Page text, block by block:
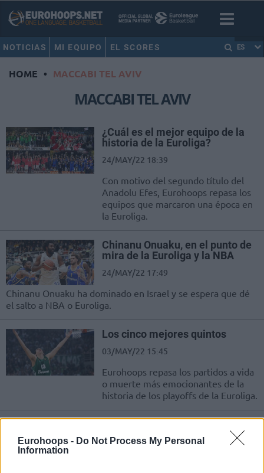
Eurohoops - Do Not Process My Personal
Information
NOTICIAS MI EQUIPO EL SCORES ES
HOME • MACCABI TEL AVIV
MACCABI TEL AVIV
¿Cuál es el mejor equipo de la
historia de la Euroliga?
24/MAY/22 18:39
Con motivo del segundo título del
Anadolu Efes, Eurohoops repasa los
equipos que marcaron una época en
la Euroliga.
Chinanu Onuaku, en el punto de
mira de la Euroliga y la NBA
24/MAY/22 17:49
Chinanu Οnuaku ha dominado en Israel y se espera que dé
el salto a NBA o Euroliga.
Los cinco mejores quintos
03/MAY/22 15:45
Eurohoops repasa los partidos a vida
o muerte más emocionantes de la
historia de los playoffs de la Euroliga.
en su camino a la Final Four